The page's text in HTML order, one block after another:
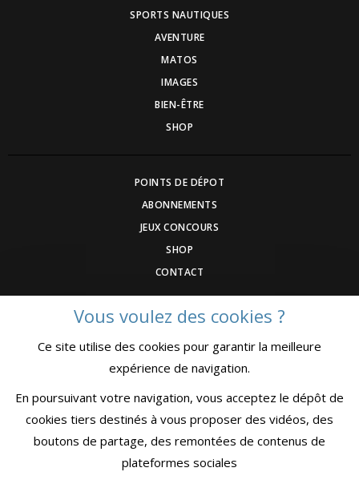
SPORTS NAUTIQUES
AVENTURE
MATOS
IMAGES
BIEN-ÊTRE
SHOP
POINTS DE DÉPOT
ABONNEMENTS
JEUX CONCOURS
SHOP
CONTACT
DEVENEZ ANNONCEUR
COMMUNIQUEZ UN ÉVENEMNT
CGV
MENTIONS LÉGALES
CONFIDENTIALITÉ
Vous voulez des cookies ?
Ce site utilise des cookies pour garantir la meilleure
expérience de navigation.
En poursuivant votre navigation, vous acceptez le dépôt de
cookies tiers destinés à vous proposer des vidéos, des
boutons de partage, des remontées de contenus de
plateformes sociales